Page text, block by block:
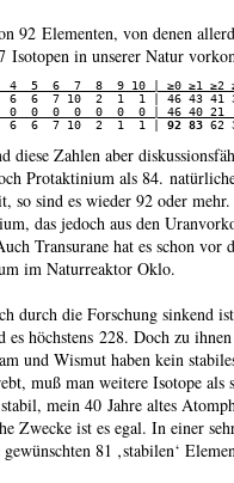
92 Elementen, von denen
Isotopen in unserer Natur
4  5  6  7  8  9 10 | ≥0 ≥1 ≥2
0  0  0  0  0  0  0 | 46 40 21
6  6  6  7 10  2  1  1 | 92 83 62
diese Zahlen aber
Protak­tinium als 84.
so sind es wieder 92 oder
das jedoch aus den
Trans­urane hat es schon vor
im Naturreaktor Oklo.
durch die Forschung sinkend
höch­stens 228. Doch zu
und Wismut haben kein
muß man weitere Isotope als
mein 40 Jahre altes
Zwecke ist es egal. In einer
81 ‚stabilen‘